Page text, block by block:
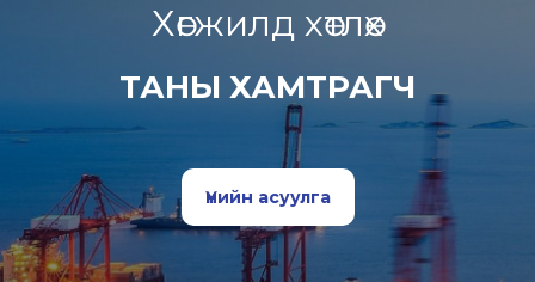
Хөгжилд хөтлөх
ТАНЫ ХАМТРАГЧ
Үнийн асуулга